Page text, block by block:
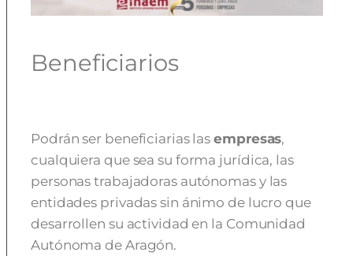
Beneficiarios
Podrán ser beneficiarias lasempresas,
cualquiera que sea su forma jurídica, las
personas trabajadoras autónomas y las
entidades privadas sin ánimo de lucro que
desarrollen su actividad en la Comunidad
Autónoma de Aragón.